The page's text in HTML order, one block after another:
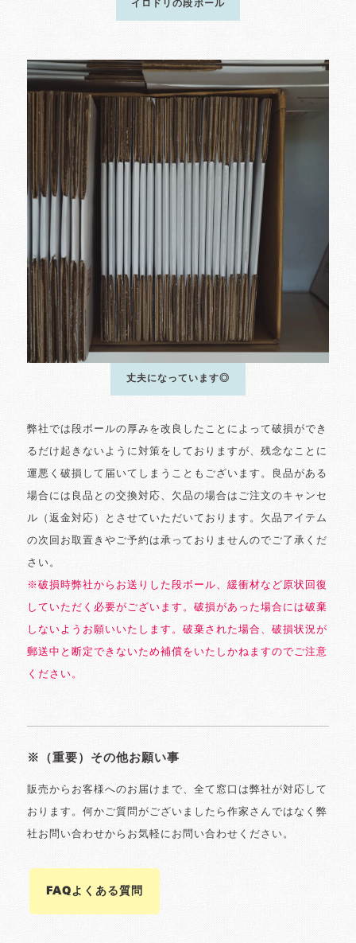
イロドリの段ボール
丈夫になっています◎
弊社では段ボールの厚みを改良したことによって破損ができ
るだけ起きないように対策をしておりますが、残念なことに
運悪く破損して届いてしまうこともございます。良品がある
場合には良品との交換対応、欠品の場合はご注文のキャンセ
ル（返金対応）とさせていただいております。欠品アイテム
の次回お取置きやご予約は承っておりませんのでご了承くだ
さい。
※破損時弊社からお送りした段ボール、緩衝材など原状回復
していただく必要がございます。破損があった場合には破棄
しないようお願いいたします。破棄された場合、破損状況が
郵送中と断定できないため補償をいたしかねますのでご注意
ください。
※（重要）その他お願い事
販売からお客様へのお届けまで、全て窓口は弊社が対応して
おります。何かご質問がございましたら作家さんではなく弊
社お問い合わせからお気軽にお問い合わせください。
FAQよくある質問